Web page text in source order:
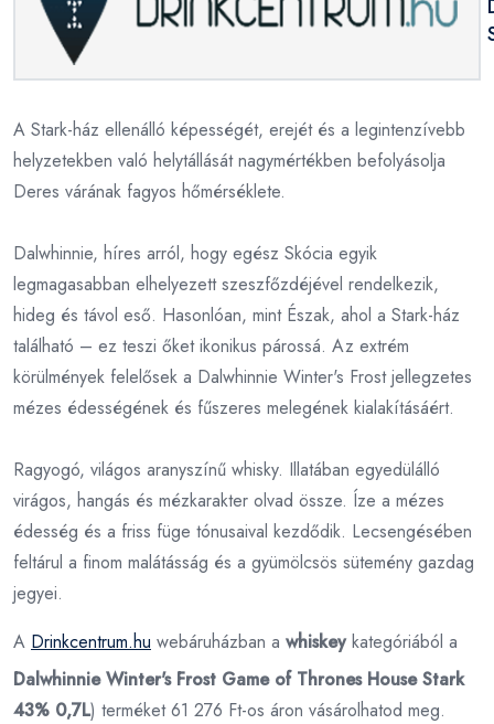
A Stark-ház ellenálló képességét, erejét és a legintenzívebb
helyzetekben való helytállását nagymértékben befolyásolja
Deres várának fagyos hőmérséklete.
Dalwhinnie, híres arról, hogy egész Skócia egyik
legmagasabban elhelyezett szeszfőzdéjével rendelkezik,
hideg és távol eső. Hasonlóan, mint Észak, ahol a Stark-ház
található – ez teszi őket ikonikus párossá. Az extrém
körülmények felelősek a Dalwhinnie Winter's Frost jellegzetes
mézes édességének és fűszeres melegének kialakításáért.
Ragyogó, világos aranyszínű whisky. Illatában egyedülálló
virágos, hangás és mézkarakter olvad össze. Íze a mézes
édesség és a friss füge tónusaival kezdődik. Lecsengésében
feltárul a finom malátásság és a gyümölcsös sütemény gazdag
jegyei.
A Drinkcentrum.hu webáruházban a whiskeykategóriából a
Dalwhinnie Winter's Frost Game of Thrones House Stark
43% 0,7L) terméket 61 276 Ft-os áron vásárolhatod meg.